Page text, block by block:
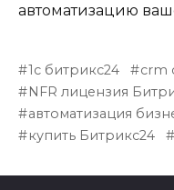
автоматизацию
1с битрикс24
crm
NFR лицензия
автоматизация
купить Битрикс24